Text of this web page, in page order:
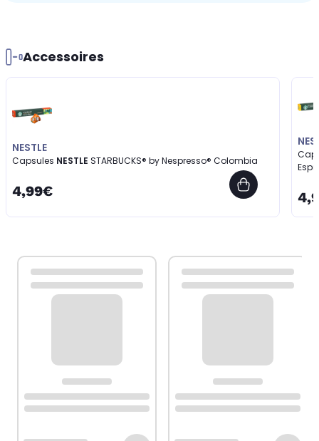
Accessoires
NESTLE
Capsules NESTLE STARBUCKS® by Nespresso® Colombia
4,99€